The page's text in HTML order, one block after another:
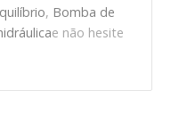
, Bomba de
e não hesite